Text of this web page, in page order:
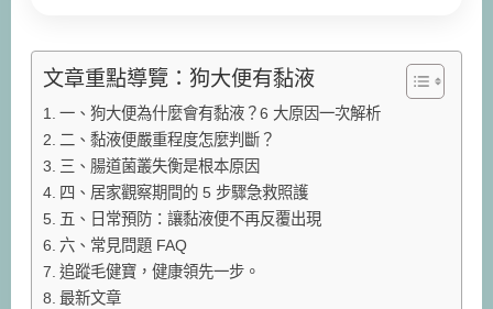
文章重點導覽：狗大便有黏液
一、狗大便為什麼會有黏液？6 大原因一次解析
二、黏液便嚴重程度怎麼判斷？
三、腸道菌叢失衡是根本原因
四、居家觀察期間的 5 步驟急救照護
五、日常預防：讓黏液便不再反覆出現
六、常見問題 FAQ
追蹤毛健寶，健康領先一步。
最新文章